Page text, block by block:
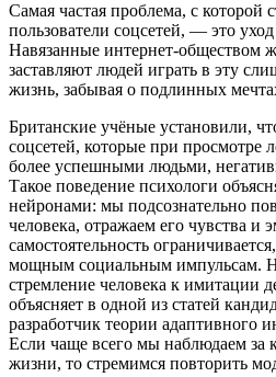
Самая частая проблема, с которой
пользователи соцсетей, — это
Навязанные интернет-обществом
заставляют людей играть в эту
жизнь, забывая о подлинных
Британские учёные установили,
соцсетей, которые при просмотре
более успешными людьми,
Такое поведение психологи
нейронами: мы подсознательно
человека, отражаем его чувства и
самостоятельность
мощным социальным импульсам.
стремление человека к имитации
объясняет в одной из статей
разработчик теории адаптивного
Если чаще всего мы наблюдаем за
жизни, то стремимся повторить